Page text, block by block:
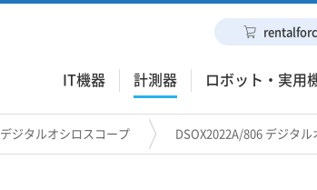
IT機器 計測器 ロボット・実用
デジタルオシロスコープ DSOX2022A/806 デジタ